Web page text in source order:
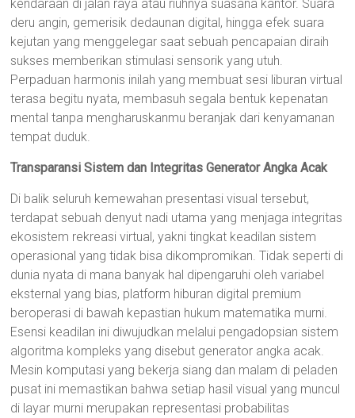
kendaraan di jalan raya atau riuhnya suasana kantor. Suara
deru angin, gemerisik dedaunan digital, hingga efek suara
kejutan yang menggelegar saat sebuah pencapaian diraih
sukses memberikan stimulasi sensorik yang utuh.
Perpaduan harmonis inilah yang membuat sesi liburan virtual
terasa begitu nyata, membasuh segala bentuk kepenatan
mental tanpa mengharuskanmu beranjak dari kenyamanan
tempat duduk.
Transparansi Sistem dan Integritas Generator Angka Acak
Di balik seluruh kemewahan presentasi visual tersebut,
terdapat sebuah denyut nadi utama yang menjaga integritas
ekosistem rekreasi virtual, yakni tingkat keadilan sistem
operasional yang tidak bisa dikompromikan. Tidak seperti di
dunia nyata di mana banyak hal dipengaruhi oleh variabel
eksternal yang bias, platform hiburan digital premium
beroperasi di bawah kepastian hukum matematika murni.
Esensi keadilan ini diwujudkan melalui pengadopsian sistem
algoritma kompleks yang disebut generator angka acak.
Mesin komputasi yang bekerja siang dan malam di peladen
pusat ini memastikan bahwa setiap hasil visual yang muncul
di layar murni merupakan representasi probabilitas